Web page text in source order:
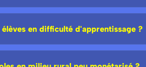
en difficulté d'apprentissage ?